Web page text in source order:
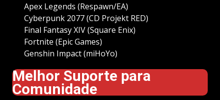
Apex Legends (Respawn/EA)
Cyberpunk 2077 (CD Projekt RED)
Final Fantasy XIV (Square Enix)
Fortnite (Epic Games)
Genshin Impact (miHoYo)
Melhor Suporte para
Comunidade